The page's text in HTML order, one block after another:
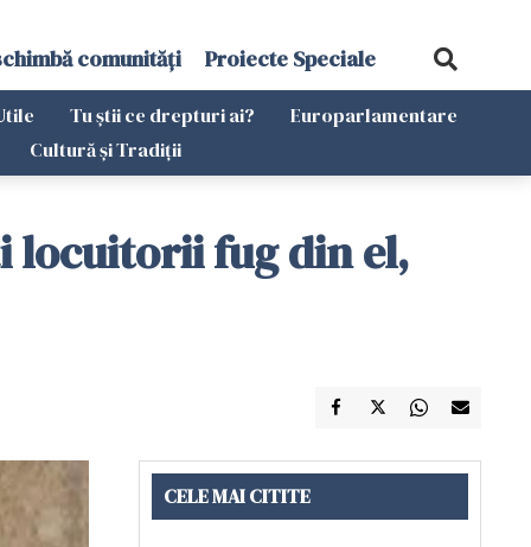
comunități Proiecte Speciale
Tu știi ce drepturi ai?
Europarlamentare
Cultură și Tradiții
locuitorii fug din el,
CELE MAI CITITE